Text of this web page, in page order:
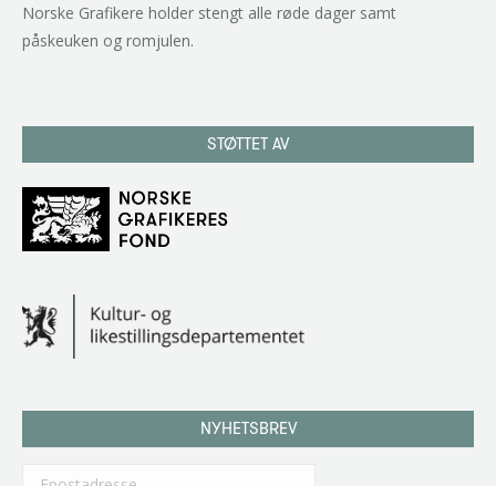
Norske Grafikere holder stengt alle røde dager samt
påskeuken og romjulen.
STØTTET AV
NYHETSBREV